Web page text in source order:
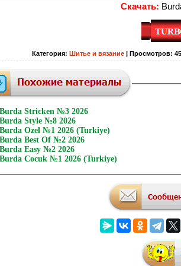
Скачать:
Категория: Шитье и вязание| Просмотров: 45
Burda Stricken №3 2026
Burda Style №8 2026
Burda Ozel №1 2026 (Turkiye)
Burda Best Of №2 2026
Burda Easy №2 2026
Burda Cocuk №1 2026 (Turkiye)